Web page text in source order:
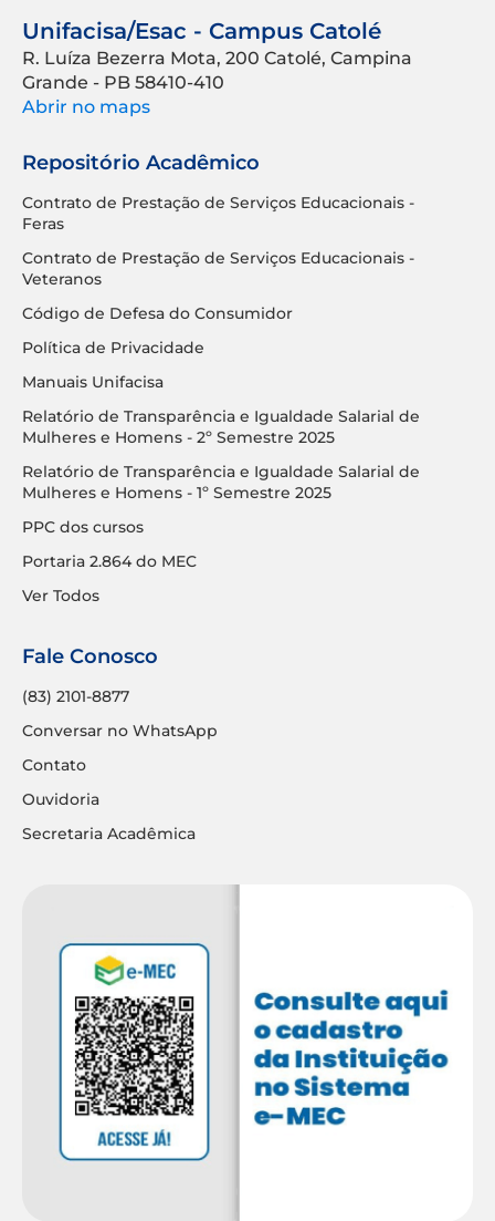
Unifacisa/Esac - Campus Catolé
R. Luíza Bezerra Mota, 200 Catolé, Campina
Grande - PB 58410-410
Abrir no maps
Repositório Acadêmico
Contrato de Prestação de Serviços Educacionais -
Feras
Contrato de Prestação de Serviços Educacionais -
Veteranos
Código de Defesa do Consumidor
Política de Privacidade
Manuais Unifacisa
Relatório de Transparência e Igualdade Salarial de
Mulheres e Homens - 2º Semestre 2025
Relatório de Transparência e Igualdade Salarial de
Mulheres e Homens - 1º Semestre 2025
PPC dos cursos
Portaria 2.864 do MEC
Ver Todos
Fale Conosco
(83) 2101-8877
Conversar no WhatsApp
Contato
Ouvidoria
Secretaria Acadêmica